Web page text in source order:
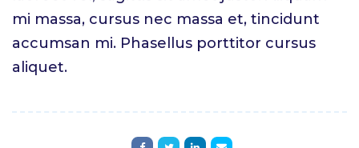
mi massa, cursus nec massa et, tincidunt
accumsan mi. Phasellus porttitor cursus
aliquet.